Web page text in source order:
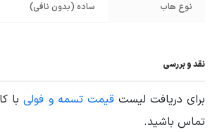
نوع هاب ساده (بدون نافی)
نقد و بررسی
برای دریافت لیستقیمت تسمه و فولیبا
تماس باشید.